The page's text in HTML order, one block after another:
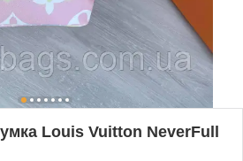
Louis Vuitton NeverFull